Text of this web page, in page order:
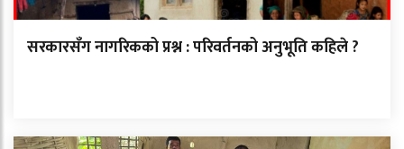
सरकारसँग नागरिकको प्रश्न : परिवर्तनको अनुभूति कहिले ?